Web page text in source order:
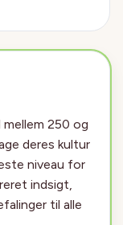
250 og
deres kultur
niveau for
indsigt,
til alle